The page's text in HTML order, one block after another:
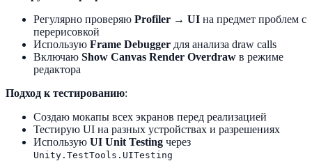
Регулярно проверяю Profiler → UI на предмет проблем с
перерисовкой
Использую Frame Debugger для анализа draw calls
Включаю Show Canvas Render Overdraw в режиме
редактора
Подход к тестированию:
Создаю мокапы всех экранов перед реализацией
Тестирую UI на разных устройствах и разрешениях
Использую UI Unit Testing через
Unity.TestTools.UITesting